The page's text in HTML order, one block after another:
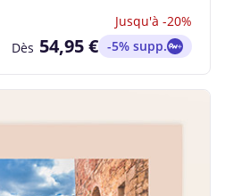
Jusqu'à -20%
Dès 54,95 € -5% supp.